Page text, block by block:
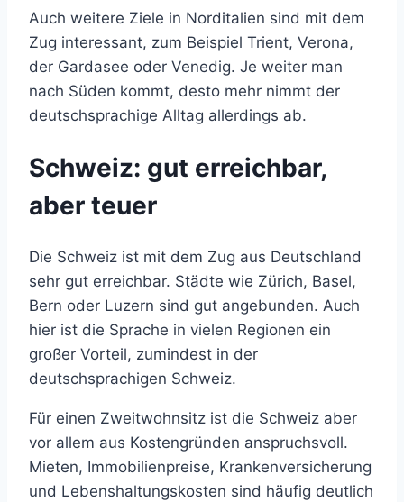
Auch weitere Ziele in Norditalien sind mit dem
Zug interessant, zum Beispiel Trient, Verona,
der Gardasee oder Venedig. Je weiter man
nach Süden kommt, desto mehr nimmt der
deutschsprachige Alltag allerdings ab.
Schweiz: gut erreichbar,
aber teuer
Die Schweiz ist mit dem Zug aus Deutschland
sehr gut erreichbar. Städte wie Zürich, Basel,
Bern oder Luzern sind gut angebunden. Auch
hier ist die Sprache in vielen Regionen ein
großer Vorteil, zumindest in der
deutschsprachigen Schweiz.
Für einen Zweitwohnsitz ist die Schweiz aber
vor allem aus Kostengründen anspruchsvoll.
Mieten, Immobilienpreise, Krankenversicherung
und Lebenshaltungskosten sind häufig deutlich